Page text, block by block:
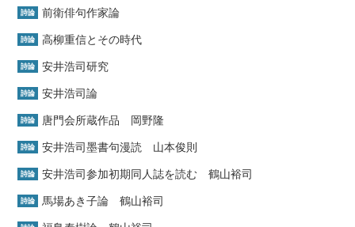
詩論 前衛俳句作家論
詩論 高柳重信とその時代
詩論 安井浩司研究
詩論 安井浩司論
詩論 唐門会所蔵作品 岡野隆
詩論 安井浩司墨書句漫読 山本俊則
詩論 安井浩司参加初期同人誌を読む 鶴山裕司
詩論 馬場あき子論 鶴山裕司